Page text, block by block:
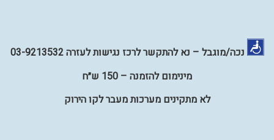
נכה/מוגבל – נא להתקשר לרכז נגישות לעזרה 03-9213532
מינימום להזמנה – 150 ש״ח
לא מתקינים מערכות מעבר לקו הירוק